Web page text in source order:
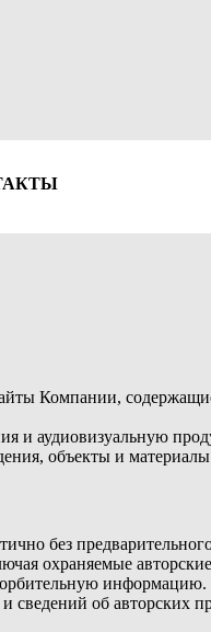
Компании,
и аудиовизуальную
объекты и
без
охраняемые авторские
сведений об авторских